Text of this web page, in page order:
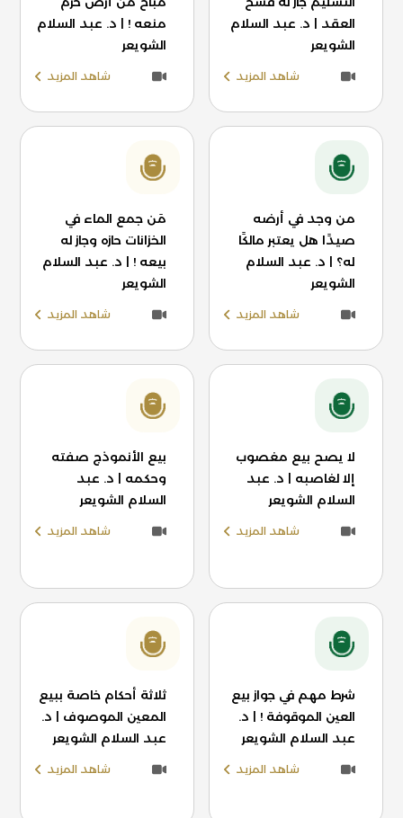
العقد | د. عبد السلام
الشويعر
شاهد المزيد
منعه ! | د. عبد السلام
الشويعر
شاهد المزيد
من وجد في أرضه
صيدًا هل يعتبر مالكًا
له؟ | د. عبد السلام
الشويعر
شاهد المزيد
مَن جمع الماء في
الخزانات حازه وجاز له
بيعه ! | د. عبد السلام
الشويعر
شاهد المزيد
لا يصح بيع مغصوب
إلا لغاصبه | د. عبد
السلام الشويعر
شاهد المزيد
بيع الأنموذج صفته
وحكمه | د. عبد
السلام الشويعر
شاهد المزيد
شرط مهم في جواز بيع
العين الموقوفة ! | د.
عبد السلام الشويعر
شاهد المزيد
ثلاثة أحكام خاصة ببيع
المعين الموصوف | د.
عبد السلام الشويعر
شاهد المزيد